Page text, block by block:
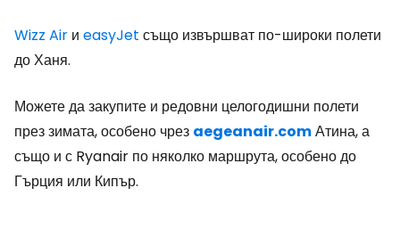
Wizz Air и easyJet също извършват по-широки полети
до Ханя.
Можете да закупите и редовни целогодишни полети
през зимата, особено чрез aegeanair.comАтина, а
също и с Ryanair по няколко маршрута, особено до
Гърция или Кипър.